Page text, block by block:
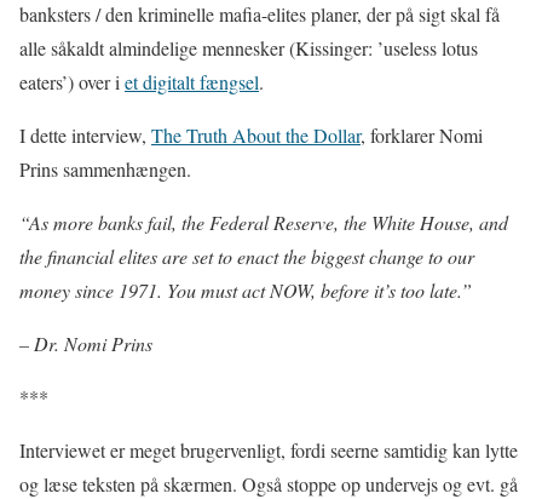
banksters / den kriminelle mafia-elites planer, der på sigt skal få
alle såkaldt almindelige mennesker (Kissinger: ’useless lotus
eaters’) over iet digitalt fængsel.
I dette interview, The Truth About the Dollar, forklarer Nomi
Prins sammenhængen.
“As more banks fail, the Federal Reserve, the White House, and
the financial elites are set to enact the biggest change to our
money since 1971. You must act NOW, before it’s too late.”
– Dr. Nomi Prins
***
Interviewet er meget brugervenligt, fordi seerne samtidig kan lytte
og læse teksten på skærmen. Også stoppe op undervejs og evt. gå